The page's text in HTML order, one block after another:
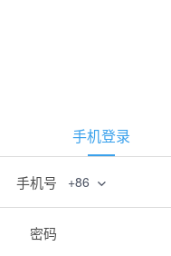
手机登录
手机号 +86
密码